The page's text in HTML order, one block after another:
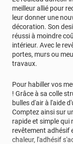
meilleur allié pour
leur donner une
décoration. Son
réussi à moindre
intérieur. Avec le
portes, murs ou
travaux.
Pour habiller vos
! Grâce à sa colle
bulles d'air à l'aide
Comptez ainsi sur
rapide et simple qui
revêtement adhésif
chaleur, l'adhésif